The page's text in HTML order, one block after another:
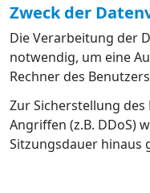
Zweck der
Die Verarbeitung der
notwendig, um eine
Rechner des
Zur Sicherstellung
Angriffen (z.B. DDoS)
Sitzungsdauer hinaus